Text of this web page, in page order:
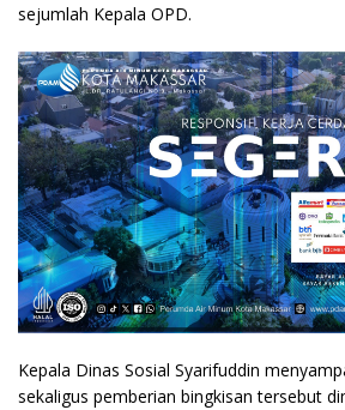
sejumlah Kepala OPD.
Kepala Dinas Sosial Syarifuddin
sekaligus pemberian bingkisan tersebut